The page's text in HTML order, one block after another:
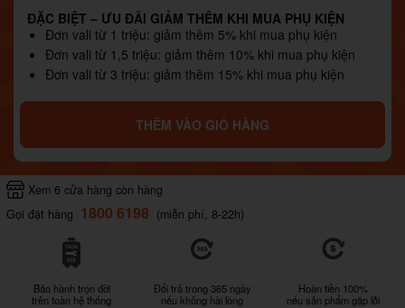
ĐẶC BIỆT – ƯU ĐÃI GIẢM THÊM KHI MUA PHỤ KIỆN
Đơn vali từ 1 triệu: giảm thêm 5% khi mua phụ kiện
Đơn vali từ 1,5 triệu: giảm thêm 10% khi mua phụ kiện
Đơn vali từ 3 triệu: giảm thêm 15% khi mua phụ kiện
THÊM VÀO GIỎ HÀNG
Xem 6 cửa hàng còn hàng
Gọi đặt hàng 1800 6198 (miễn phí, 8-22h)
Bảo hành trọn đời
trên toàn hệ thống
Đổi trả trong 365 ngày
nếu không hài lòng
Hoàn tiền 100%
nếu sản phẩm gặp lỗi